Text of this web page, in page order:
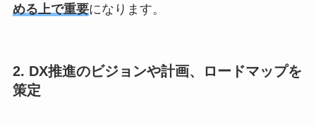
める上で重要になります。
2. DX推進のビジョンや計画、ロードマップを
策定